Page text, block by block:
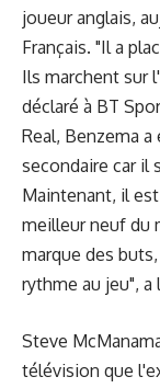
joueur anglais,
Français. "Il a
Ils marchent sur
déclaré à BT
Real, Benzema
secondaire car il
Maintenant, il
meilleur neuf du
marque des
rythme au jeu", a
Steve
télévision que